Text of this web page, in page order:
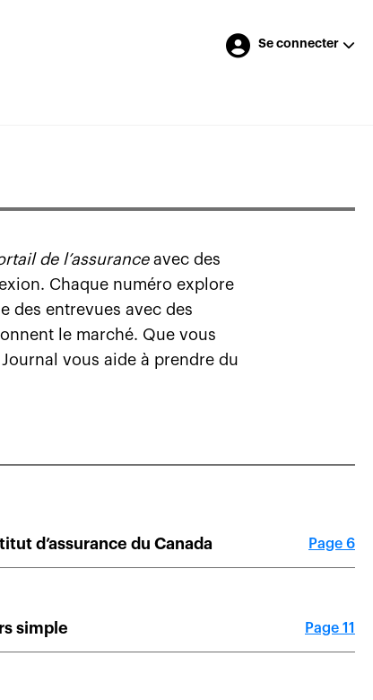
Se connecter
de l’assuranceavec des
Chaque numéro explore
des entrevues avec des
le marché. Que vous
vous aide à prendre du
d’assurance du Canada Page 6
simple Page 11